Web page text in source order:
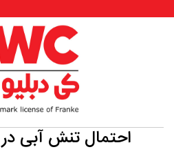
احتمال تنش آبی در ۲۰۰ شهر ایران